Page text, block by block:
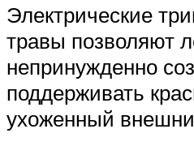
Электрические
травы позволяют
непринужденно
поддерживать
ухоженный